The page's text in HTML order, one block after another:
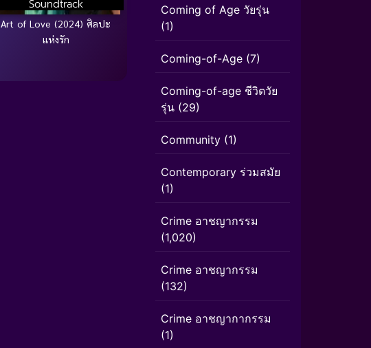
Soundtrack
Art of Love (2024) ศิลปะ
แห่งรัก
Coming of Age วัยรุ่น
(1)
Coming-of-Age (7)
Coming-of-age ชีวิตวัย
รุ่น (29)
Community (1)
Contemporary ร่วมสมัย
(1)
Crime อาชญากรรม
(1,020)
Crime อาชญากรรม
(132)
Crime อาชญากากรรม
(1)